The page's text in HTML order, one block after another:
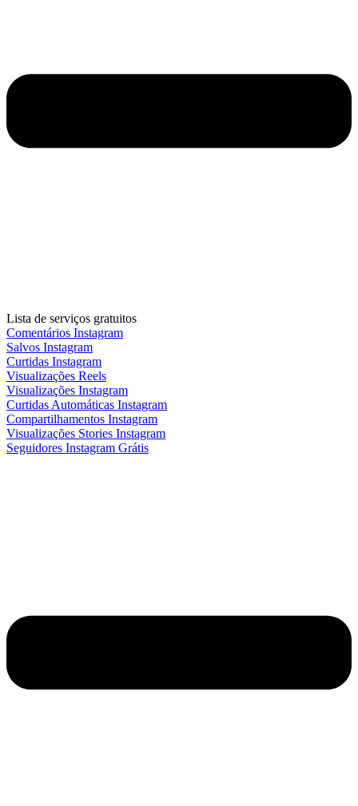
Lista de serviços gratuitos
Comentários Instagram
Salvos Instagram
Curtidas Instagram
Visualizações Reels
Visualizações Instagram
Curtidas Automáticas Instagram
Compartilhamentos Instagram
Visualizações Stories Instagram
Seguidores Instagram Grátis